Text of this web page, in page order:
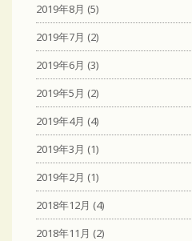
2019年8月 (5)
2019年7月 (2)
2019年6月 (3)
2019年5月 (2)
2019年4月 (4)
2019年3月 (1)
2019年2月 (1)
2018年12月 (4)
2018年11月 (2)